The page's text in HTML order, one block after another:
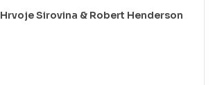
Hrvoje Sirovina & Robert Henderson